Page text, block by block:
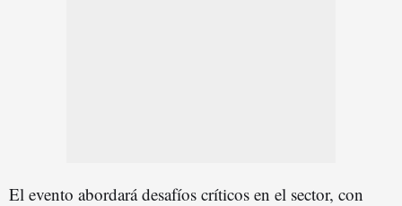
El evento abordará desafíos críticos en el sector, con